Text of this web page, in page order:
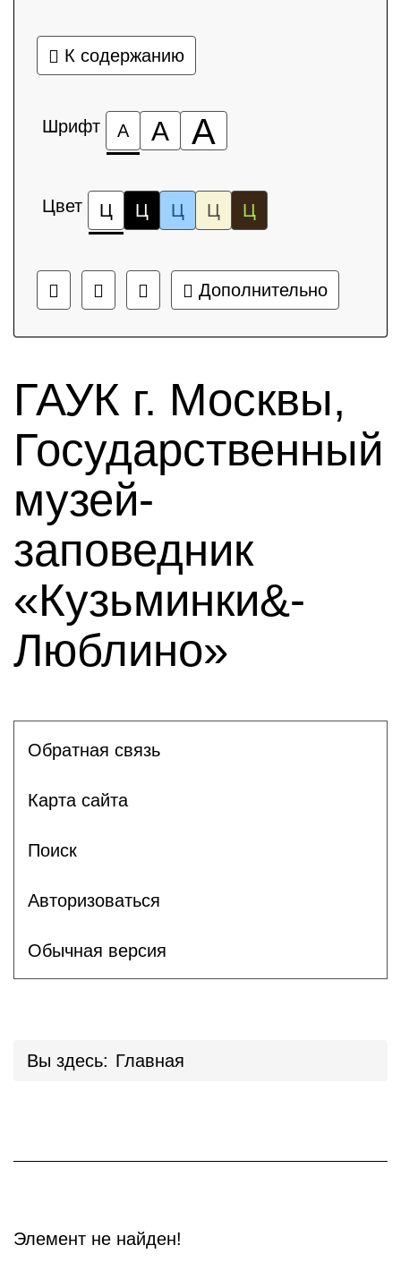
К содержанию
Шрифт А А А
Цвет Ц Ц Ц Ц Ц
Дополнительно
ГАУК г. Москвы,
Государственный
музей-
заповедник
«Кузьминки&-
Люблино»
Обратная связь
Карта сайта
Поиск
Авторизоваться
Обычная версия
Вы здесь: Главная
Элемент не найден!